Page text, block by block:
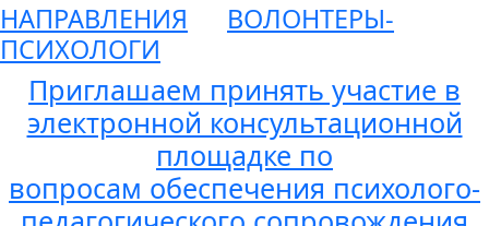
НАПРАВЛЕНИЯ
ВОЛОНТЕРЫ-
ПСИХОЛОГИ
Приглашаем принять участие в
электронной консультационной
площадке по
вопросам обеспечения психолого-